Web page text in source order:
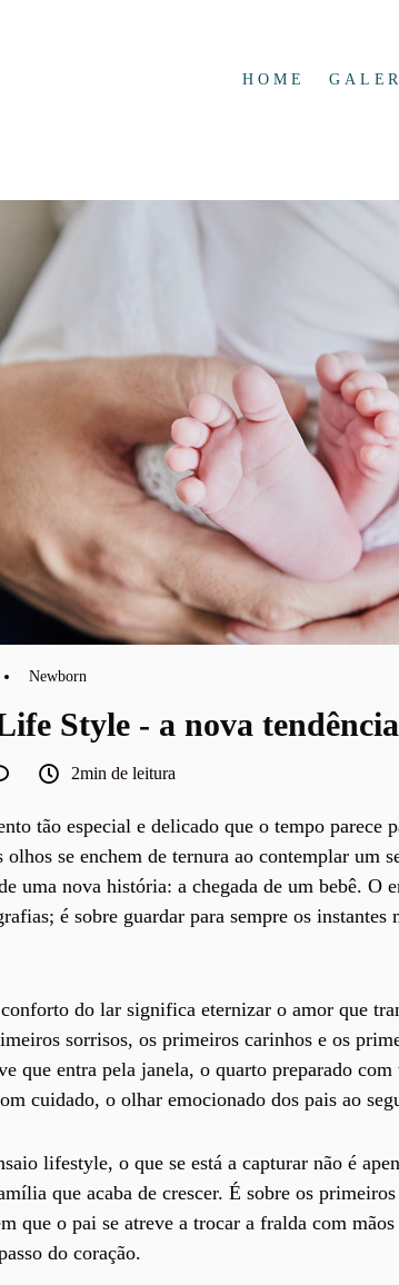
HOME
Newborn
Style - a nova tendência
2min de leitura
tão especial e delicado que o tempo
olhos se enchem de ternura ao contemplar um
uma nova história: a chegada de um bebê. O
é sobre guardar para sempre os instantes
do lar significa eternizar o amor que
sorrisos, os primeiros carinhos e os
que entra pela janela, o quarto preparado
cuidado, o olhar emocionado dos pais ao
lifestyle, o que se está a capturar não é
que acaba de crescer. É sobre os
que o pai se atreve a trocar a fralda com
do coração.